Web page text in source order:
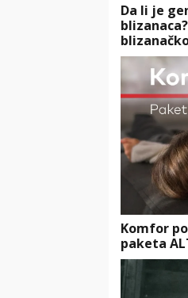
Da li je
Komfor
paketa